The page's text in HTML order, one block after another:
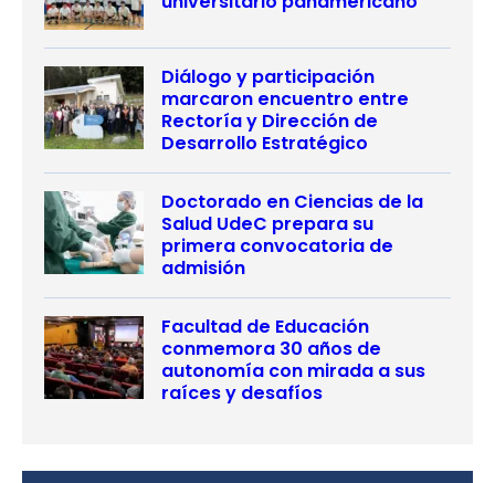
Diálogo y participación
marcaron encuentro entre
Rectoría y Dirección de
Desarrollo Estratégico
Doctorado en Ciencias de la
Salud UdeC prepara su
primera convocatoria de
admisión
Facultad de Educación
conmemora 30 años de
autonomía con mirada a sus
raíces y desafíos